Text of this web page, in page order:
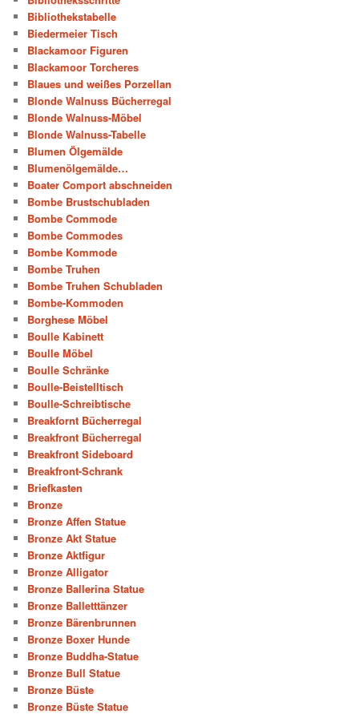
Bibliothekstabelle
Biedermeier Tisch
Blackamoor Figuren
Blackamoor Torcheres
Blaues und weißes Porzellan
Blonde Walnuss Bücherregal
Blonde Walnuss-Möbel
Blonde Walnuss-Tabelle
Blumen Ölgemälde
Blumenölgemälde…
Boater Comport abschneiden
Bombe Brustschubladen
Bombe Commode
Bombe Commodes
Bombe Kommode
Bombe Truhen
Bombe Truhen Schubladen
Bombe-Kommoden
Borghese Möbel
Boulle Kabinett
Boulle Möbel
Boulle Schränke
Boulle-Beistelltisch
Boulle-Schreibtische
Breakfornt Bücherregal
Breakfront Bücherregal
Breakfront Sideboard
Breakfront-Schrank
Briefkasten
Bronze
Bronze Affen Statue
Bronze Akt Statue
Bronze Aktfigur
Bronze Alligator
Bronze Ballerina Statue
Bronze Balletttänzer
Bronze Bärenbrunnen
Bronze Boxer Hunde
Bronze Buddha-Statue
Bronze Bull Statue
Bronze Büste
Bronze Büste Statue